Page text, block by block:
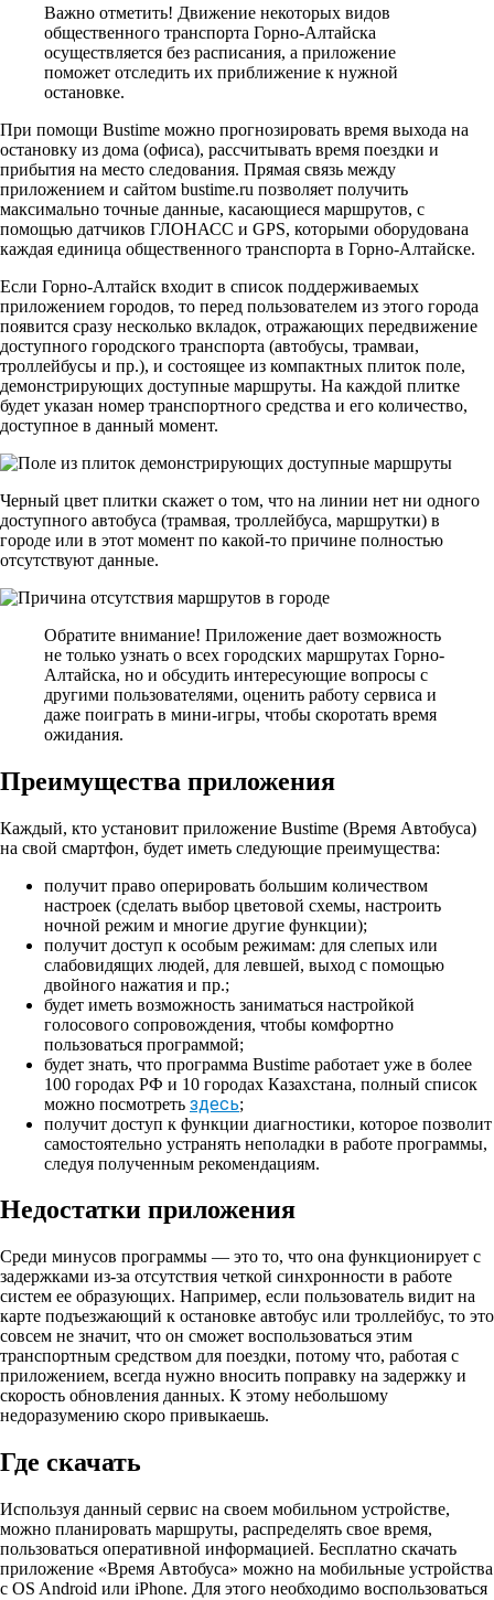
Важно отметить! Движение некоторых видов
общественного транспорта Горно-Алтайска
осуществляется без расписания, а приложение
поможет отследить их приближение к нужной
остановке.
При помощи Bustime можно прогнозировать время выхода на
остановку из дома (офиса), рассчитывать время поездки и
прибытия на место следования. Прямая связь между
приложением и сайтом bustime.ru позволяет получить
максимально точные данные, касающиеся маршрутов, с
помощью датчиков ГЛОНАСС и GPS, которыми оборудована
каждая единица общественного транспорта в Горно-Алтайске.
Если Горно-Алтайск входит в список поддерживаемых
приложением городов, то перед пользователем из этого города
появится сразу несколько вкладок, отражающих передвижение
доступного городского транспорта (автобусы, трамваи,
троллейбусы и пр.), и состоящее из компактных плиток поле,
демонстрирующих доступные маршруты. На каждой плитке
будет указан номер транспортного средства и его количество,
доступное в данный момент.
Черный цвет плитки скажет о том, что на линии нет ни одного
доступного автобуса (трамвая, троллейбуса, маршрутки) в
городе или в этот момент по какой-то причине полностью
отсутствуют данные.
Обратите внимание! Приложение дает возможность
не только узнать о всех городских маршрутах Горно-
Алтайска, но и обсудить интересующие вопросы с
другими пользователями, оценить работу сервиса и
даже поиграть в мини-игры, чтобы скоротать время
ожидания.
Преимущества приложения
Каждый, кто установит приложение Bustime (Время Автобуса)
на свой смартфон, будет иметь следующие преимущества:
получит право оперировать большим количеством
настроек (сделать выбор цветовой схемы, настроить
ночной режим и многие другие функции);
получит доступ к особым режимам: для слепых или
слабовидящих людей, для левшей, выход с помощью
двойного нажатия и пр.;
будет иметь возможность заниматься настройкой
голосового сопровождения, чтобы комфортно
пользоваться программой;
будет знать, что программа Bustime работает уже в более
100 городах РФ и 10 городах Казахстана, полный список
можно посмотреть здесь;
получит доступ к функции диагностики, которое позволит
самостоятельно устранять неполадки в работе программы,
следуя полученным рекомендациям.
Недостатки приложения
Среди минусов программы — это то, что она функционирует с
задержками из-за отсутствия четкой синхронности в работе
систем ее образующих. Например, если пользователь видит на
карте подъезжающий к остановке автобус или троллейбус, то это
совсем не значит, что он сможет воспользоваться этим
транспортным средством для поездки, потому что, работая с
приложением, всегда нужно вносить поправку на задержку и
скорость обновления данных. К этому небольшому
недоразумению скоро привыкаешь.
Где скачать
Используя данный сервис на своем мобильном устройстве,
можно планировать маршруты, распределять свое время,
пользоваться оперативной информацией. Бесплатно скачать
приложение «Время Автобуса» можно на мобильные устройства
с OS Android или iPhone. Для этого необходимо воспользоваться